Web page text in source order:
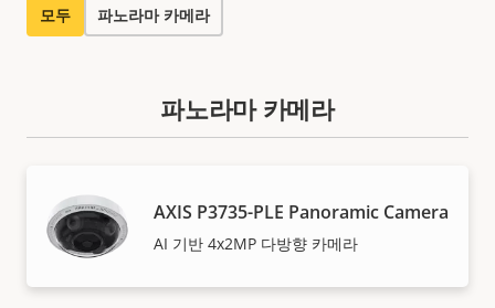
모두 파노라마 카메라
파노라마 카메라
AXIS P3735-PLE Panoramic Camera
AI 기반 4x2MP 다방향 카메라